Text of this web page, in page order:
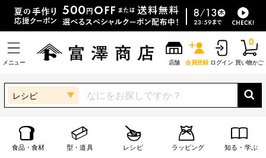
メニュー 店舗 会員登録 ログイン 買い物かご
0
レシピ
食品・食材 型・道具 レシピ ラッピング 知る・学ぶ